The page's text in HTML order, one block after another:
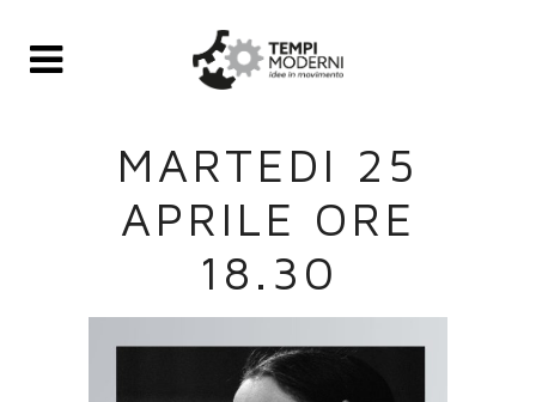
MARTEDI 25
APRILE ORE
18.30